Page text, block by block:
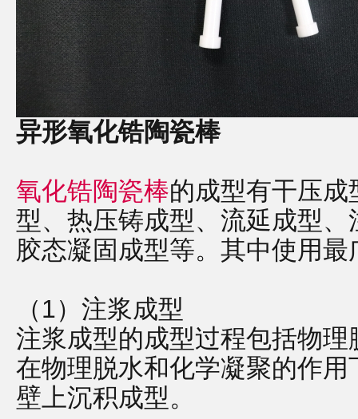
异形氧化锆陶瓷棒
氧化锆陶瓷棒的成型有干压
型、热压铸成型、流延成型
胶态凝固成型等。其中使用
（1）注浆成型
注浆成型的成型过程包括物
在物理脱水和化学凝聚的作
壁上沉积成型。